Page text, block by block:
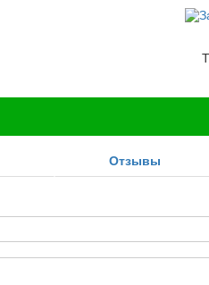
Отзывы